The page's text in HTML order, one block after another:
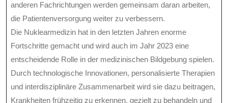
anderen Fachrichtungen werden gemeinsam daran arbeiten,
die Patientenversorgung weiter zu verbessern.
Die Nuklearmedizin hat in den letzten Jahren enorme
Fortschritte gemacht und wird auch im Jahr 2023 eine
entscheidende Rolle in der medizinischen Bildgebung spielen.
Durch technologische Innovationen, personalisierte Therapien
und interdisziplinäre Zusammenarbeit wird sie dazu beitragen,
Krankheiten frühzeitig zu erkennen, gezielt zu behandeln und